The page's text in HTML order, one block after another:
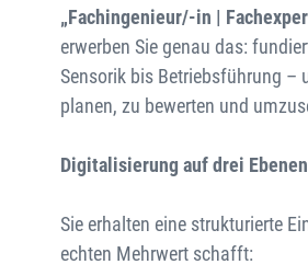
„Fachingenieur/-in |
erwerben Sie genau das:
Sensorik bis Betriebsführung –
planen, zu bewerten und
Digitalisierung auf drei
Sie erhalten eine strukturierte
echten Mehrwert schafft: